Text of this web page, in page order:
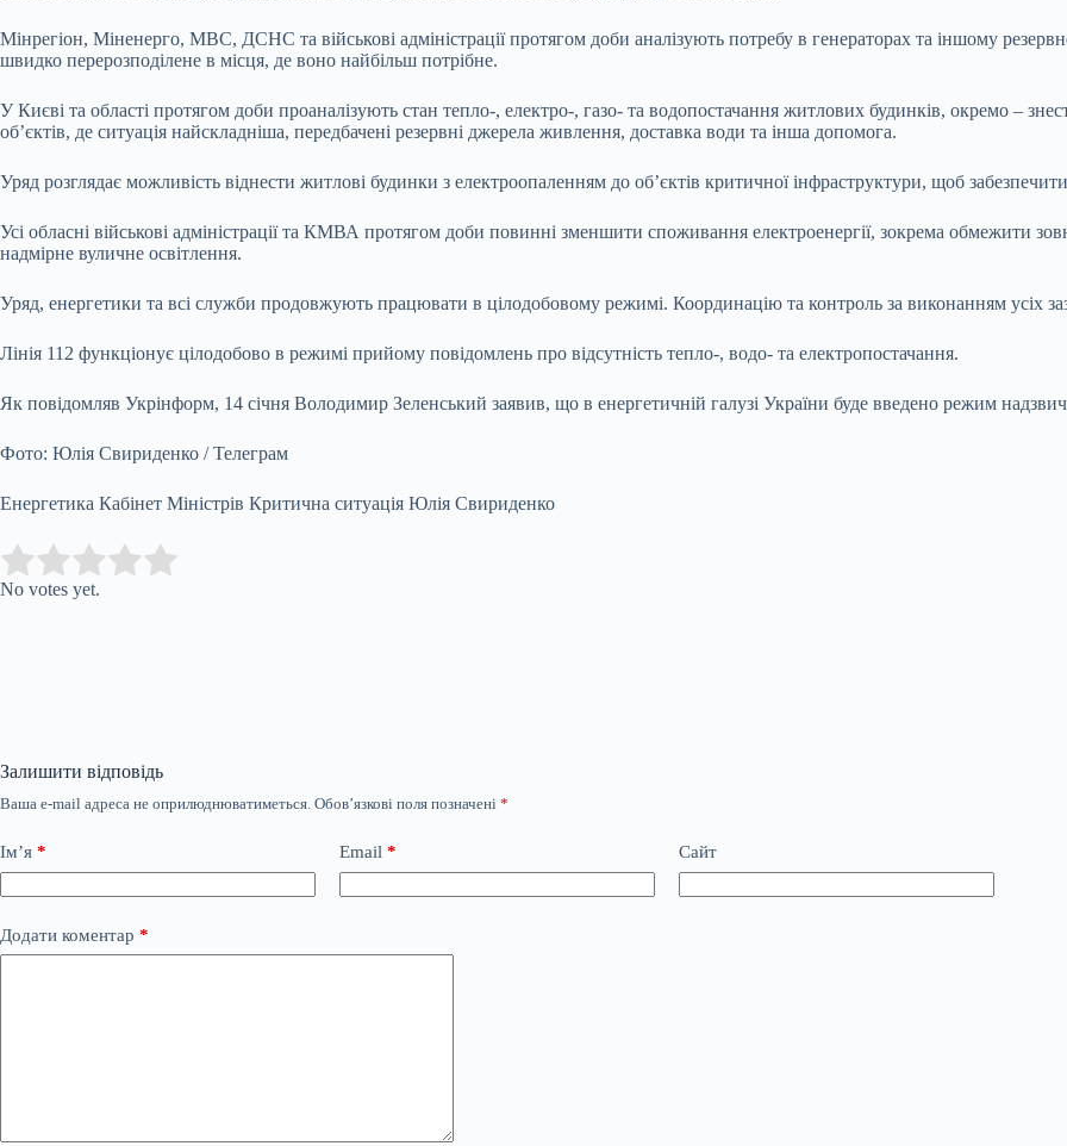
Мінрегіон, Міненерго, МВС, ДСНС та військові адміністрації протягом доби аналізують потребу в генераторах та іншому
швидко перерозподілене в місця, де воно найбільш потрібне.
У Києві та області протягом доби проаналізують стан тепло-, електро-, газо- та водопостачання житлових будинків, окремо –
об’єктів, де ситуація найскладніша, передбачені резервні джерела живлення, доставка води та інша допомога.
Уряд розглядає можливість віднести житлові будинки з електроопаленням до об’єктів критичної інфраструктури, щоб
Усі обласні військові адміністрації та КМВА протягом доби повинні зменшити споживання електроенергії, зокрема обмежити
надмірне вуличне освітлення.
Уряд, енергетики та всі служби продовжують працювати в цілодобовому режимі. Координацію та контроль за виконанням усіх
Лінія 112 функціонує цілодобово в режимі прийому повідомлень про відсутність тепло-, водо- та електропостачання.
Як повідомляв Укрінформ, 14 січня Володимир Зеленський заявив, що в енергетичній галузі України буде введено режим
Фото: Юлія Свириденко / Телеграм
Енергетика Кабінет Міністрів Критична ситуація Юлія Свириденко
Rate this item:
No votes yet.
Залишити відповідь
Ваша e-mail адреса не оприлюднюватиметься. Обов’язкові поля позначені *
Ім’я * Email * Сайт
Додати коментар *